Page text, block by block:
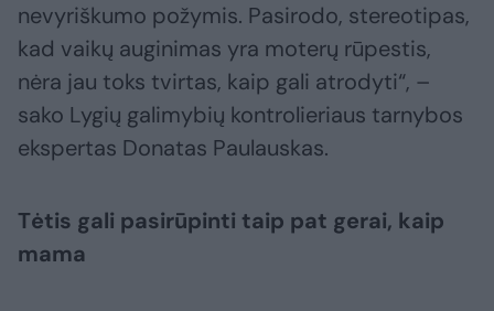
nevyriškumo požymis. Pasirodo, stereotipas,
kad vaikų auginimas yra moterų rūpestis,
nėra jau toks tvirtas, kaip gali atrodyti“, –
sako Lygių galimybių kontrolieriaus tarnybos
ekspertas Donatas Paulauskas.
Tėtis gali pasirūpinti taip pat gerai, kaip
mama